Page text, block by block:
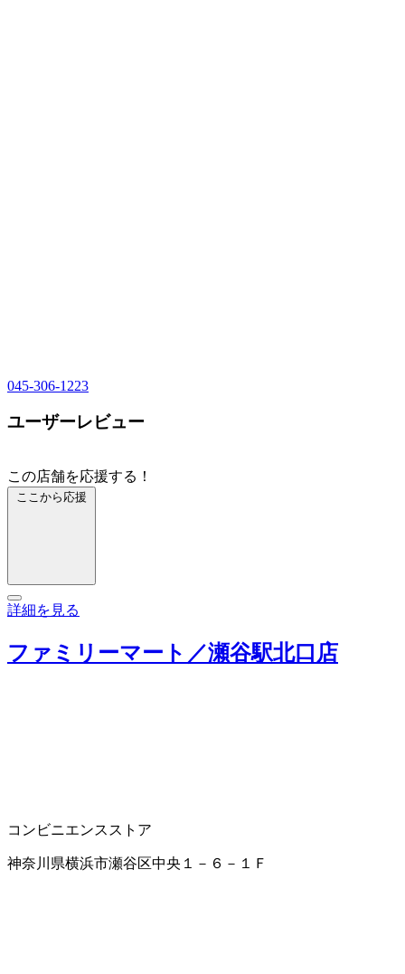
045-306-1223
ユーザーレビュー
この店舗を応援する！
ここから応援
詳細を見る
ファミリーマート／瀬谷駅北口店
コンビニエンスストア
神奈川県横浜市瀬谷区中央１－６－１Ｆ